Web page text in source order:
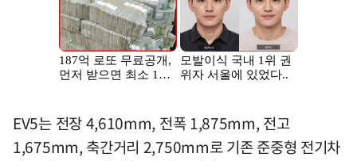
EV5는 전장 4,610mm, 전폭 1,875mm, 전고
1,675mm, 축간거리 2,750mm로 기존 준중형 전기차